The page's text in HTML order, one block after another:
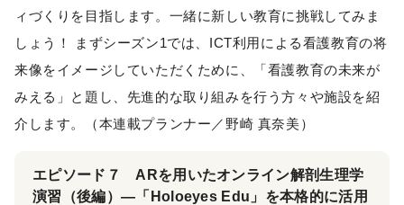
ィづくりを目指します。一緒に新しい教育に挑戦してみま
しょう！ まずシーズン1では、ICT利用による看護教育の将
来像をイメージしていただくために、「看護教育の未来が
みえる」と題し、先進的な取り組みを行う方々や施設を紹
介します。（本連載プランナー／野崎 真奈美）
エピソード７ ARを用いたオンライン解剖生理学
演習（後編）―「Holoeyes Edu」を本格的に活用